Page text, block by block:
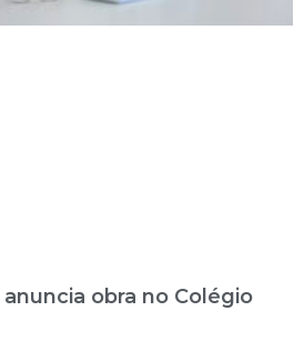
obra no Colégio